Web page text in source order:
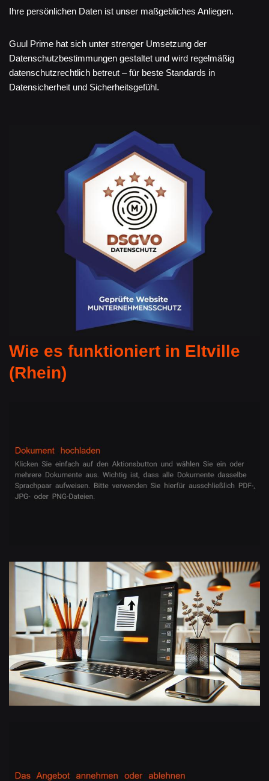
Ihre persönlichen Daten ist unser maßgebliches Anliegen.
Guul Prime hat sich unter strenger Umsetzung der
Datenschutzbestimmungen gestaltet und wird regelmäßig
datenschutzrechtlich betreut – für beste Standards in
Datensicherheit und Sicherheitsgefühl.
Wie es funktioniert in Eltville
(Rhein)